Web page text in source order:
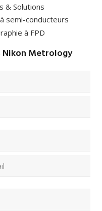
& Solutions
semi-conducteurs
à FPD
Metrology